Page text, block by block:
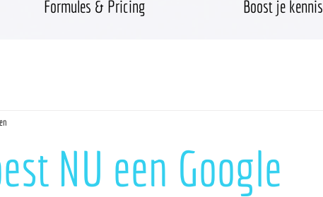
Formules & Pricing Boost je kennis
NU een Google